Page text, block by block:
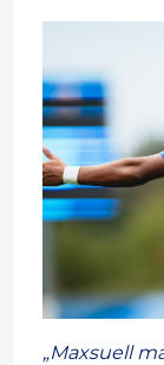
„Maxsuell